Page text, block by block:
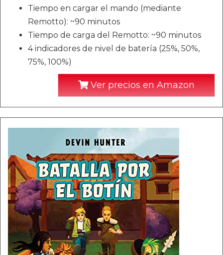
Tiempo en cargar el mando (mediante
Remotto): ~90 minutos
Tiempo de carga del Remotto: ~90 minutos
4 indicadores de nivel de batería (25%, 50%,
75%, 100%)
Ver precios en Amazon